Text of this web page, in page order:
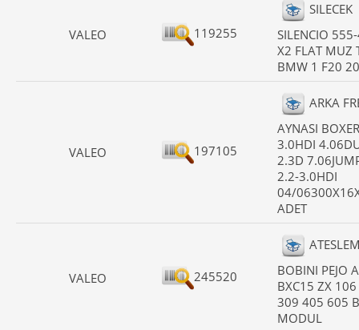
VALEO 119255
SILECEK
SILENCIO
X2 FLAT MUZ
BMW 1 F20
VALEO 197105
ARKA
AYNASI
3.0HDI
2.3D
2.2-3.0HDI
04/
ADET
VALEO 245520
BOBINI PEJO
BXC15 ZX
309 405 605
MODUL